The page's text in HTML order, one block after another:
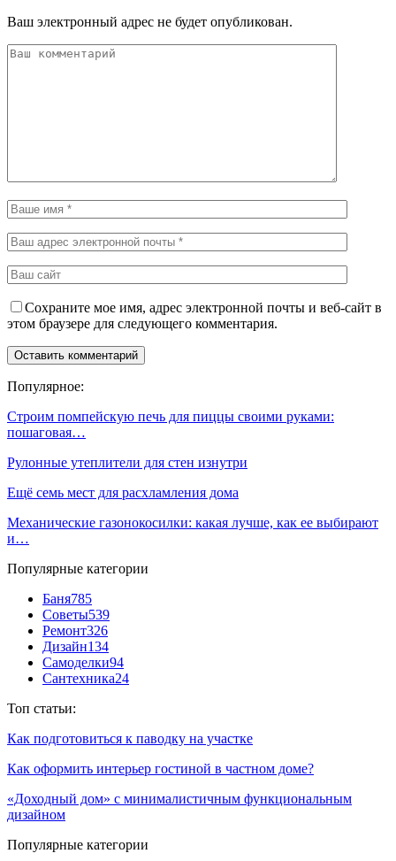
Ваш электронный адрес не будет опубликован.
Сохраните мое имя, адрес электронной почты и веб-сайт в
этом браузере для следующего комментария.
Популярное:
Строим помпейскую печь для пиццы своими руками:
пошаговая…
Рулонные утеплители для стен изнутри
Ещё семь мест для расхламления дома
Механические газонокосилки: какая лучше, как ее выбирают
и…
Популярные категории
Баня785
Советы539
Ремонт326
Дизайн134
Самоделки94
Сантехника24
Топ статьи:
Как подготовиться к паводку на участке
Как оформить интерьер гостиной в частном доме?
«Доходный дом» с минималистичным функциональным
дизайном
Популярные категории